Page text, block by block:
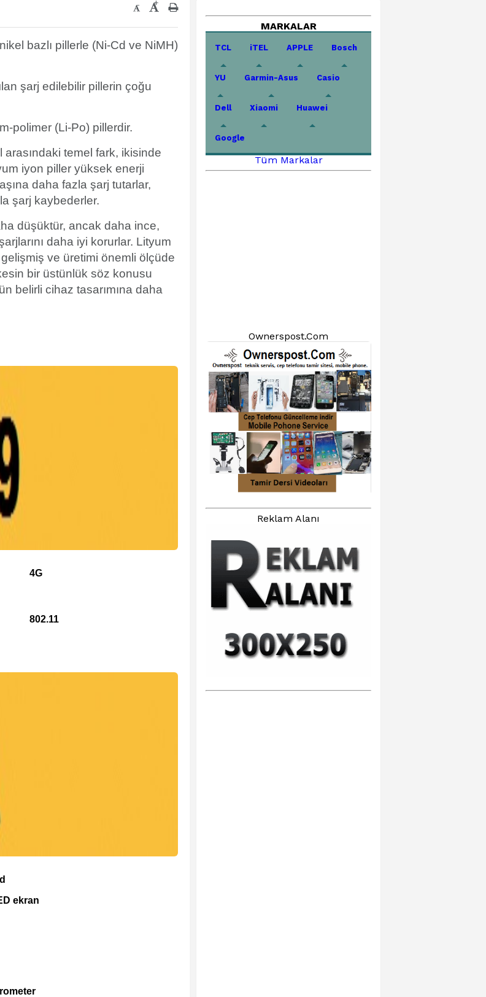
- +
bazlı pillerle (Ni-Cd ve NiMH)
şarj edilebilir pillerin çoğu
polimer (Li-Po) pillerdir.
arasındaki temel fark, ikisinde
iyon piller yüksek enerji
daha fazla şarj tutarlar,
şarj kaybederler.
düşüktür, ancak daha ince,
daha iyi korurlar. Lityum
ve üretimi önemli ölçüde
bir üstünlük söz konusu
belirli cihaz tasarımına daha
4G
802.11
ekran
MARKALAR
TCL iTEL APPLE Bosch
YU Garmin-Asus Casio
Dell Xiaomi Huawei
Google
Tüm Markalar
Ownerspost.Com
Reklam Alanı